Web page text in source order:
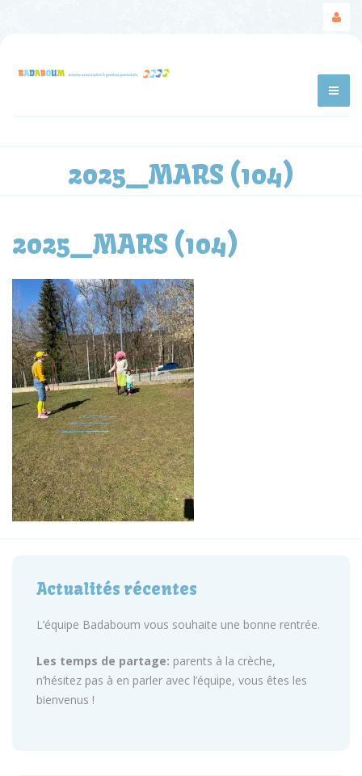
2025_MARS (104)
2025_MARS (104)
Actualités récentes
L’équipe Badaboum vous souhaite une bonne rentrée.
Les temps de partage: parents à la crèche,
n’hésitez pas à en parler avec l’équipe, vous êtes les
bienvenus !